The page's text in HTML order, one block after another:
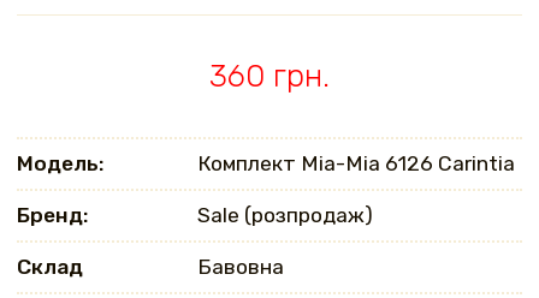
360 грн.
Модель: Комплект Mia-Mia 6126 Carintia
Бренд: Sale (розпродаж)
Склад Бавовна